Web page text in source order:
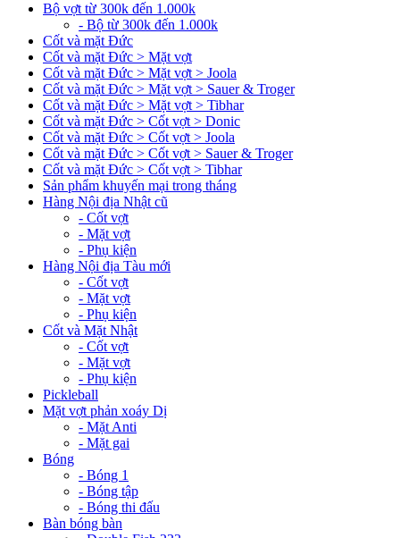
Bộ vợt từ 300k đến 1.000k
- Bộ từ 300k đến 1.000k
Cốt và mặt Đức
Cốt và mặt Đức > Mặt vợt
Cốt và mặt Đức > Mặt vợt > Joola
Cốt và mặt Đức > Mặt vợt > Sauer & Troger
Cốt và mặt Đức > Mặt vợt > Tibhar
Cốt và mặt Đức > Cốt vợt > Donic
Cốt và mặt Đức > Cốt vợt > Joola
Cốt và mặt Đức > Cốt vợt > Sauer & Troger
Cốt và mặt Đức > Cốt vợt > Tibhar
Sản phẩm khuyến mại trong tháng
Hàng Nội địa Nhật cũ
- Cốt vợt
- Mặt vợt
- Phụ kiện
Hàng Nội địa Tàu mới
- Cốt vợt
- Mặt vợt
- Phụ kiện
Cốt và Mặt Nhật
- Cốt vợt
- Mặt vợt
- Phụ kiện
Pickleball
Mặt vợt phản xoáy Dị
- Mặt Anti
- Mặt gai
Bóng
- Bóng 1
- Bóng tập
- Bóng thi đấu
Bàn bóng bàn